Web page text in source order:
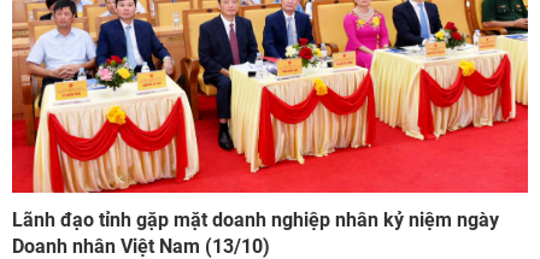
Lãnh đạo tỉnh gặp mặt doanh nghiệp nhân kỷ niệm ngày
Doanh nhân Việt Nam (13/10)